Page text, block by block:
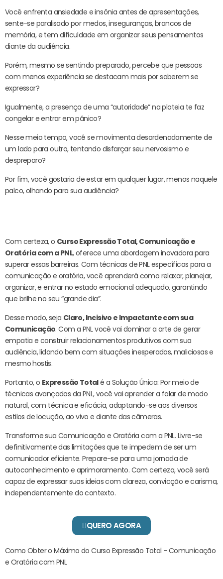
Você enfrenta ansiedade e insônia antes de apresentações,
sente-se paralisado por medos, inseguranças, brancos de
memória, e tem dificuldade em organizar seus pensamentos
diante da audiência.
Porém, mesmo se sentindo preparado, percebe que pessoas
com menos experiência se destacam mais por saberem se
expressar?
Igualmente, a presença de uma “autoridade” na plateia te faz
congelar e entrar em pânico?
Nesse meio tempo, você se movimenta desordenadamente de
um lado para outro, tentando disfarçar seu nervosismo e
despreparo?
Por fim, você gostaria de estar em qualquer lugar, menos naquele
palco, olhando para sua audiência?
Com certeza, o Curso Expressão Total, Comunicação e
Oratória com a PNL, oferece uma abordagem inovadora para
superar essas barreiras. Com técnicas de PNL específicas para a
comunicação e oratória, você aprenderá como relaxar, planejar,
organizar, e entrar no estado emocional adequado, garantindo
que brilhe no seu “grande dia”.
Desse modo, seja Claro, Incisivo e Impactante com sua
Comunicação. Com a PNL você vai dominar a arte de gerar
empatia e construir relacionamentos produtivos com sua
audiência, lidando bem com situações inesperadas, maliciosas e
mesmo hostis.
Portanto, o Expressão Totalé a Solução Única: Por meio de
técnicas avançadas da PNL, você vai aprender a falar de modo
natural, com técnica e eficácia, adaptando-se aos diversos
estilos de locução, ao vivo e diante das câmeras.
Transforme sua Comunicação e Oratória com a PNL. Livre-se
definitivamente das limitações que te impedem de ser um
comunicador eficiente. Prepare-se para uma jornada de
autoconhecimento e aprimoramento. Com certeza, você será
capaz de expressar suas ideias com clareza, convicção e carisma,
independentemente do contexto.
QUERO AGORA
Como Obter o Máximo do Curso Expressão Total - Comunicação
e Oratória com PNL